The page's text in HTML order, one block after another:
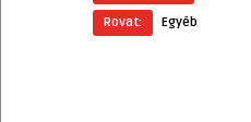
Rovat:
Egyéb